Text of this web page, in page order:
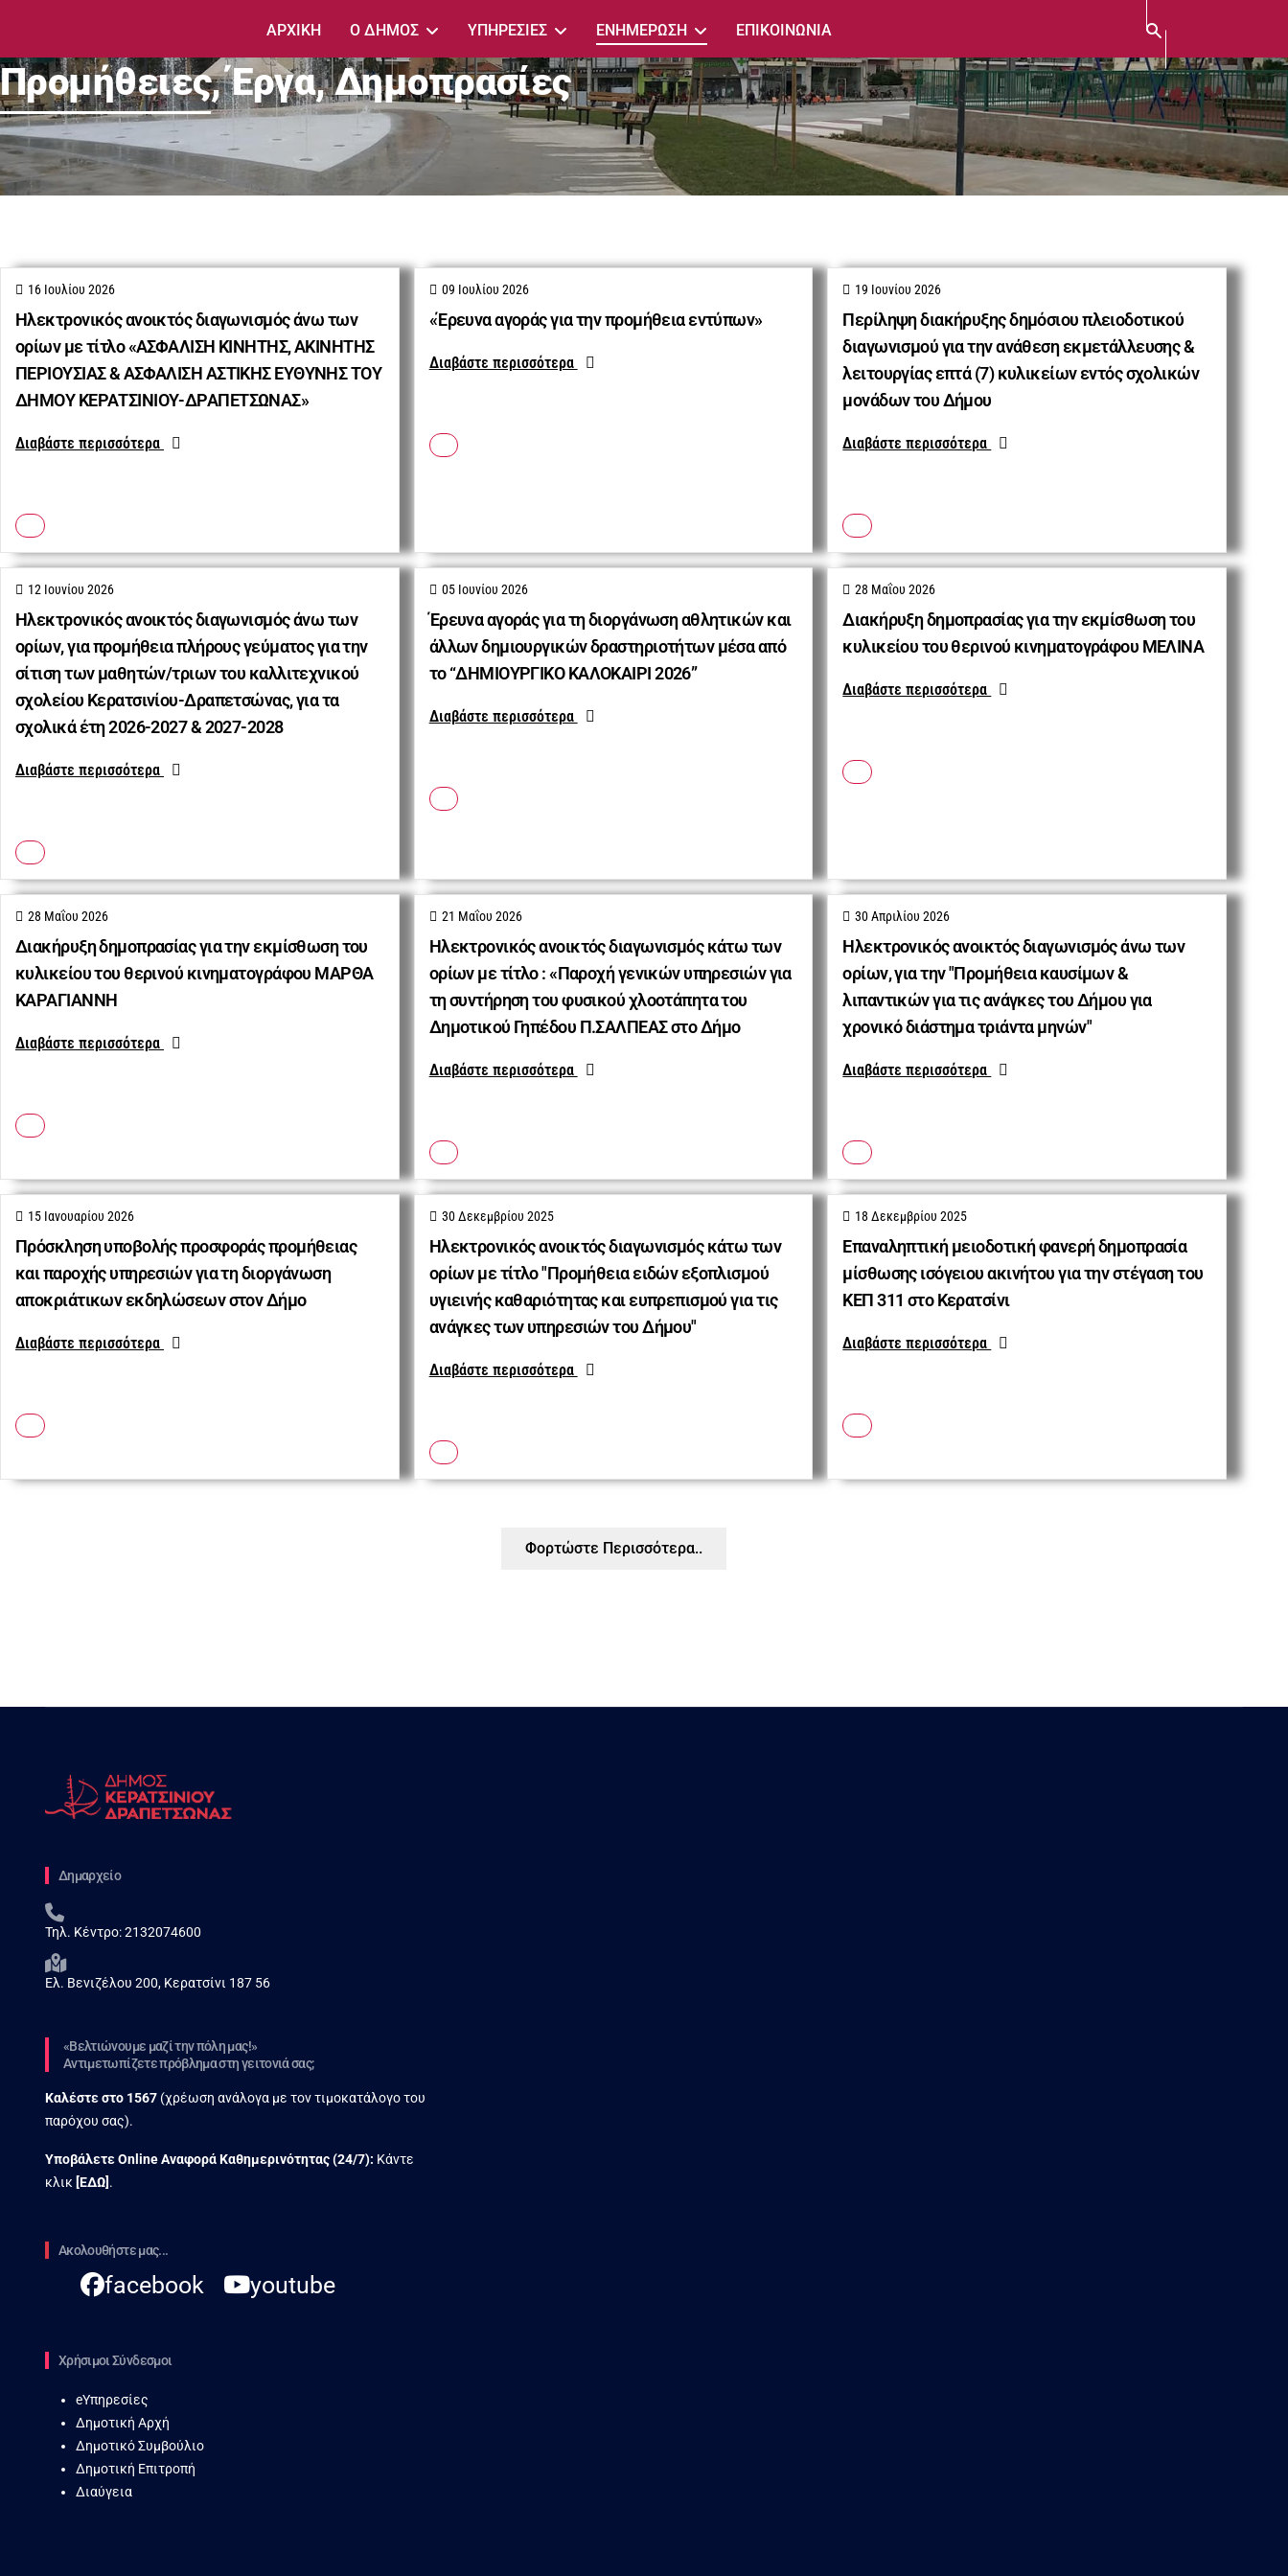
ΑΡΧΙΚΗ Ο ΔΗΜΟΣ ΥΠΗΡΕΣΙΕΣ ΕΝΗΜΕΡΩΣΗ ΕΠΙΚΟΙΝΩΝΙΑ
Προμήθειες, Έργα, Δημοπρασίες
Ηλεκτρονικός ανοικτός διαγωνισμός άνω των
ορίων με τίτλο «ΑΣΦΑΛΙΣΗ ΚΙΝΗΤΗΣ, ΑΚΙΝΗΤΗΣ
ΠΕΡΙΟΥΣΙΑΣ & ΑΣΦΑΛΙΣΗ ΑΣΤΙΚΗΣ ΕΥΘΥΝΗΣ ΤΟΥ
ΔΗΜΟΥ ΚΕΡΑΤΣΙΝΙΟΥ-ΔΡΑΠΕΤΣΩΝΑΣ»
16 Ιουλίου 2026
Διαβάστε περισσότερα
«Έρευνα αγοράς για την προμήθεια εντύπων»
09 Ιουλίου 2026
Διαβάστε περισσότερα
Περίληψη διακήρυξης δημόσιου πλειοδοτικού
διαγωνισμού για την ανάθεση εκμετάλλευσης &
λειτουργίας επτά (7) κυλικείων εντός σχολικών
μονάδων του Δήμου
19 Ιουνίου 2026
Διαβάστε περισσότερα
Ηλεκτρονικός ανοικτός διαγωνισμός άνω των
ορίων, για προμήθεια πλήρους γεύματος για την
σίτιση των μαθητών/τριων του καλλιτεχνικού
σχολείου Κερατσινίου-Δραπετσώνας, για τα
σχολικά έτη 2026-2027 & 2027-2028
12 Ιουνίου 2026
Διαβάστε περισσότερα
Έρευνα αγοράς για τη διοργάνωση αθλητικών και
άλλων δημιουργικών δραστηριοτήτων μέσα από
το “ΔΗΜΙΟΥΡΓΙΚΟ ΚΑΛΟΚΑΙΡΙ 2026”
05 Ιουνίου 2026
Διαβάστε περισσότερα
Διακήρυξη δημοπρασίας για την εκμίσθωση του
κυλικείου του θερινού κινηματογράφου ΜΕΛΙΝΑ
28 Μαΐου 2026
Διαβάστε περισσότερα
Διακήρυξη δημοπρασίας για την εκμίσθωση του
κυλικείου του θερινού κινηματογράφου ΜΑΡΘΑ
ΚΑΡΑΓΙΑΝΝΗ
28 Μαΐου 2026
Διαβάστε περισσότερα
Ηλεκτρονικός ανοικτός διαγωνισμός κάτω των
ορίων με τίτλο : «Παροχή γενικών υπηρεσιών για
τη συντήρηση του φυσικού χλοοτάπητα του
Δημοτικού Γηπέδου Π.ΣΑΛΠΕΑΣ στο Δήμο
21 Μαΐου 2026
Διαβάστε περισσότερα
Ηλεκτρονικός ανοικτός διαγωνισμός άνω των
ορίων, για την "Προμήθεια καυσίμων &
λιπαντικών για τις ανάγκες του Δήμου για
χρονικό διάστημα τριάντα μηνών"
30 Απριλίου 2026
Διαβάστε περισσότερα
Πρόσκληση υποβολής προσφοράς προμήθειας
και παροχής υπηρεσιών για τη διοργάνωση
αποκριάτικων εκδηλώσεων στον Δήμο
15 Ιανουαρίου 2026
Διαβάστε περισσότερα
Ηλεκτρονικός ανοικτός διαγωνισμός κάτω των
ορίων με τίτλο "Προμήθεια ειδών εξοπλισμού
υγιεινής καθαριότητας και ευπρεπισμού για τις
ανάγκες των υπηρεσιών του Δήμου"
30 Δεκεμβρίου 2025
Διαβάστε περισσότερα
Επαναληπτική μειοδοτική φανερή δημοπρασία
μίσθωσης ισόγειου ακινήτου για την στέγαση του
ΚΕΠ 311 στο Κερατσίνι
18 Δεκεμβρίου 2025
Διαβάστε περισσότερα
Φορτώστε Περισσότερα..
Δημαρχείο
Τηλ. Κέντρο:2132074600
Ελ. Βενιζέλου 200, Κερατσίνι 187 56
«Βελτιώνουμε μαζί την πόλη μας!»
Αντιμετωπίζετε πρόβλημα στη γειτονιά σας;
Καλέστε στο 1567 (χρέωση ανάλογα με τον τιμοκατάλογο του
παρόχου σας).
Υποβάλετε Online Αναφορά Kαθημερινότητας (24/7): Κάντε
κλικ [ΕΔΩ] .
Ακολουθήστε μας...
facebook youtube
Χρήσιμοι Σύνδεσμοι
eΥπηρεσίες
Δημοτική Αρχή
Δημοτικό Συμβούλιο
Δημοτική Επιτροπή
Διαύγεια